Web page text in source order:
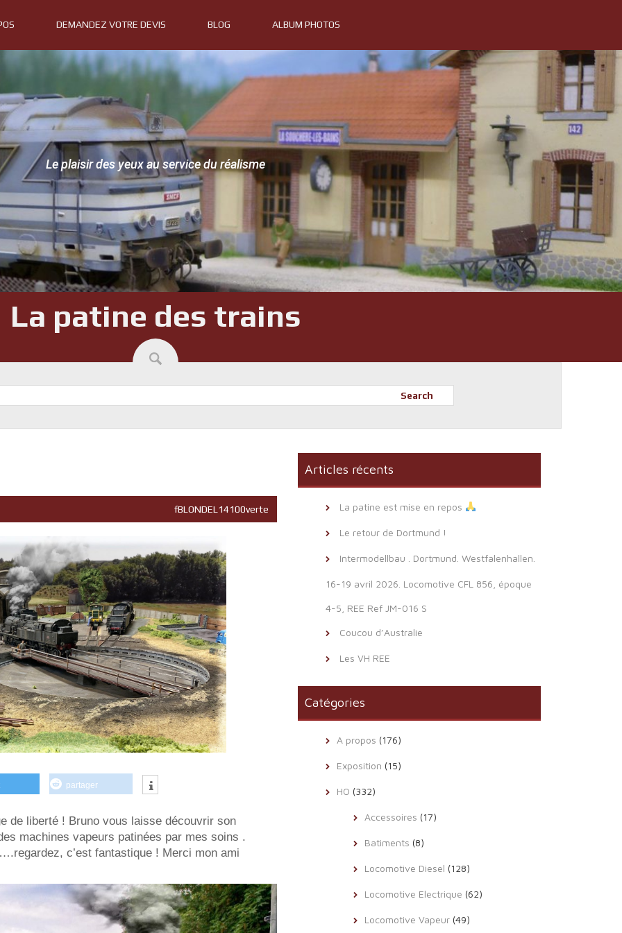
DEMANDEZ VOTRE DEVIS BLOG ALBUM PHOTOS
La patine des trains
Le plaisir des yeux au service du réalisme
Search
fBLONDEL14100verte
partager
de liberté ! Bruno vous laisse découvrir son
machines vapeurs patinées par mes soins .
c’est fantastique ! Merci mon ami
Articles récents
La patine est mise en repos
Le retour de Dortmund !
Intermodellbau . Dortmund. Westfalenhallen.
16-19 avril 2026. Locomotive CFL 856, époque
4-5, REE Ref JM-016 S
Coucou d’Australie
Les VH REE
Catégories
A propos (176)
Exposition (15)
HO (332)
Accessoires (17)
Batiments (8)
Locomotive Diesel (128)
Locomotive Electrique (62)
Locomotive Vapeur (49)